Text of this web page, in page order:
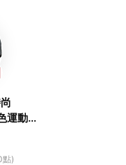
運動帽
點)